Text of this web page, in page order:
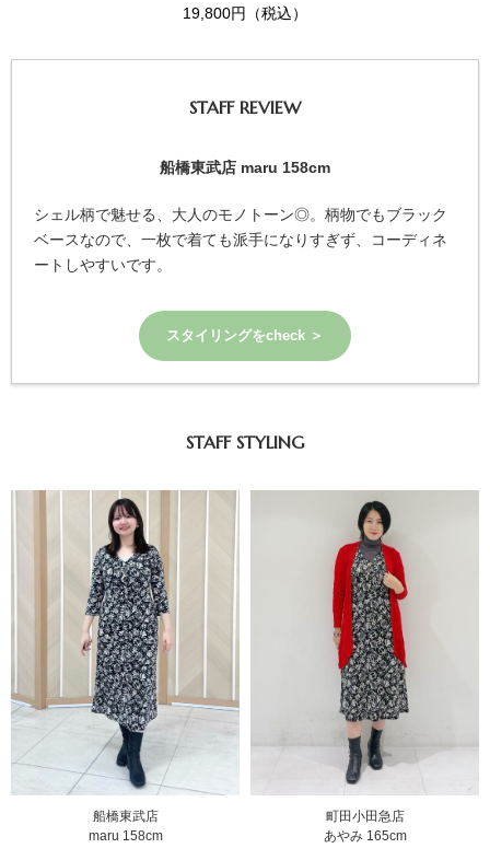
19,800円（税込）
STAFF REVIEW
船橋東武店 maru 158cm
シェル柄で魅せる、大人のモノトーン◎。柄物でもブラック
ベースなので、一枚で着ても派手になりすぎず、コーディネ
ートしやすいです。
スタイリングをcheck ＞
STAFF STYLING
船橋東武店
maru 158cm
町田小田急店
あやみ 165cm